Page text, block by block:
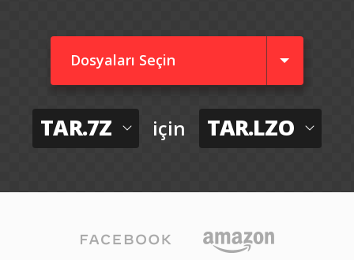
Dosyaları Seçin
TAR.7Z için TAR.LZO